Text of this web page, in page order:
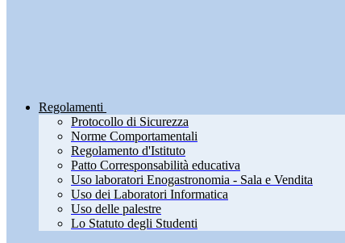
Regolamenti
Protocollo di Sicurezza
Norme Comportamentali
Regolamento d'Istituto
Patto Corresponsabilità educativa
Uso laboratori Enogastronomia - Sala e Vendita
Uso dei Laboratori Informatica
Uso delle palestre
Lo Statuto degli Studenti